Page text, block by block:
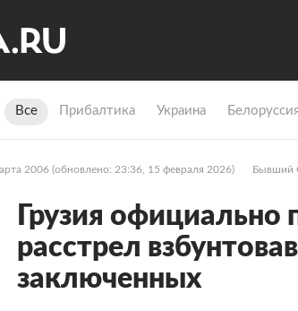
Все Прибалтика Украина
2006 (обновлено: 23:36, 15 февраля 2026) Бывший
Грузия официально
расстрел
заключенных